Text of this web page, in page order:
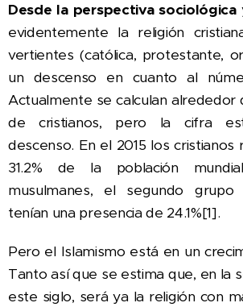
Desde la perspectiva sociológica
evidentemente la religión
vertientes (católica, protestante,
un descenso en cuanto al
Actualmente se calculan alrededor
de cristianos, pero la cifra
descenso. En el 2015 los
31.2% de la población
musulmanes, el segundo grupo
tenían una presencia de 24.1%[1].
Pero el Islamismo está en un
Tanto así que se estima que, en la
este siglo, será ya la religión con